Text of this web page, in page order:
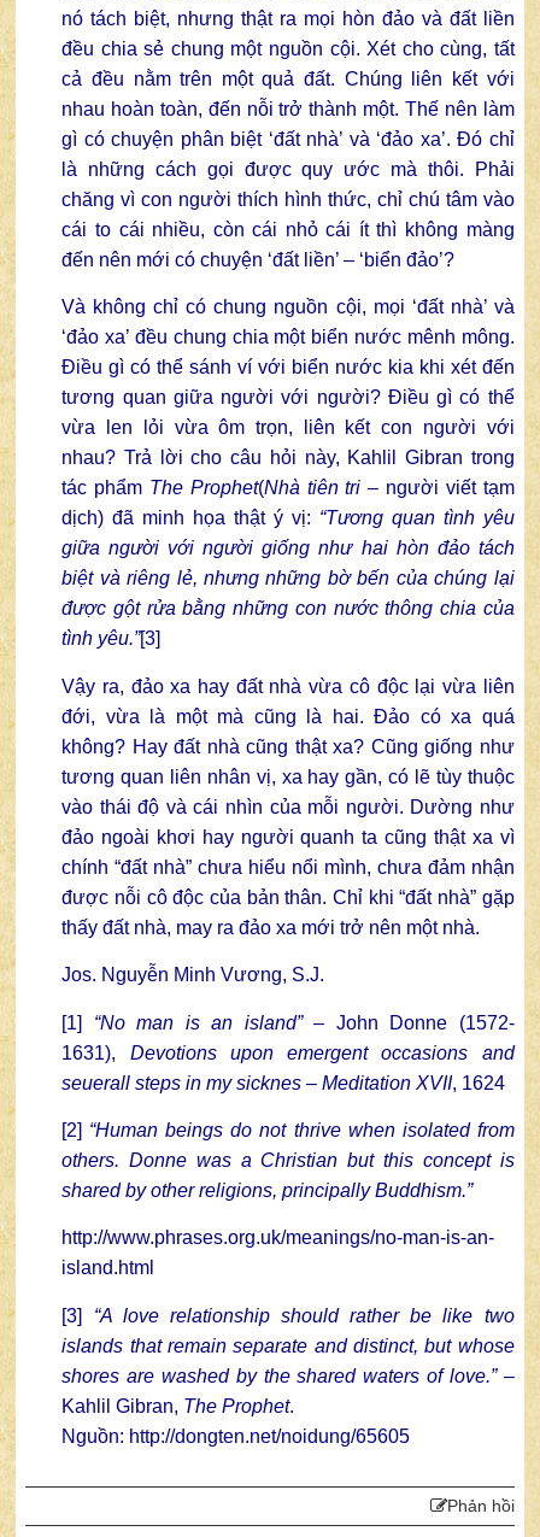
nó tách biệt, nhưng thật ra mọi hòn đảo và đất liền
đều chia sẻ chung một nguồn cội. Xét cho cùng, tất
cả đều nằm trên một quả đất. Chúng liên kết với
nhau hoàn toàn, đến nỗi trở thành một. Thế nên làm
gì có chuyện phân biệt ‘đất nhà’ và ‘đảo xa’. Đó chỉ
là những cách gọi được quy ước mà thôi. Phải
chăng vì con người thích hình thức, chỉ chú tâm vào
cái to cái nhiều, còn cái nhỏ cái ít thì không màng
đến nên mới có chuyện ‘đất liền’ – ‘biển đảo’?
Và không chỉ có chung nguồn cội, mọi ‘đất nhà’ và
‘đảo xa’ đều chung chia một biển nước mênh mông.
Điều gì có thể sánh ví với biển nước kia khi xét đến
tương quan giữa người với người? Điều gì có thể
vừa len lỏi vừa ôm trọn, liên kết con người với
nhau? Trả lời cho câu hỏi này, Kahlil Gibran trong
tác phẩm The Prophet(Nhà tiên tri – người viết tạm
dịch) đã minh họa thật ý vị: “Tương quan tình yêu
giữa người với người giống như hai hòn đảo tách
biệt và riêng lẻ, nhưng những bờ bến của chúng lại
được gột rửa bằng những con nước thông chia của
tình yêu.”[3]
Vậy ra, đảo xa hay đất nhà vừa cô độc lại vừa liên
đới, vừa là một mà cũng là hai. Đảo có xa quá
không? Hay đất nhà cũng thật xa? Cũng giống như
tương quan liên nhân vị, xa hay gần, có lẽ tùy thuộc
vào thái độ và cái nhìn của mỗi người. Dường như
đảo ngoài khơi hay người quanh ta cũng thật xa vì
chính “đất nhà” chưa hiểu nổi mình, chưa đảm nhận
được nỗi cô độc của bản thân. Chỉ khi “đất nhà” gặp
thấy đất nhà, may ra đảo xa mới trở nên một nhà.
Jos. Nguyễn Minh Vương, S.J.
[1] “No man is an island”– John Donne (1572-
1631), Devotions upon emergent occasions and
seuerall steps in my sicknes – Meditation XVII, 1624
[2] “Human beings do not thrive when isolated from
others. Donne was a Christian but this concept is
shared by other religions, principally Buddhism.”
http://www.phrases.org.uk/meanings/no-man-is-an-
island.html
[3]
“A love relationship should rather be like two
islands that remain separate and distinct, but whose
shores are washed by the shared waters of love.” –
Kahlil Gibran, The Prophet.
Nguồn: http://dongten.net/noidung/65605
Phản hồi